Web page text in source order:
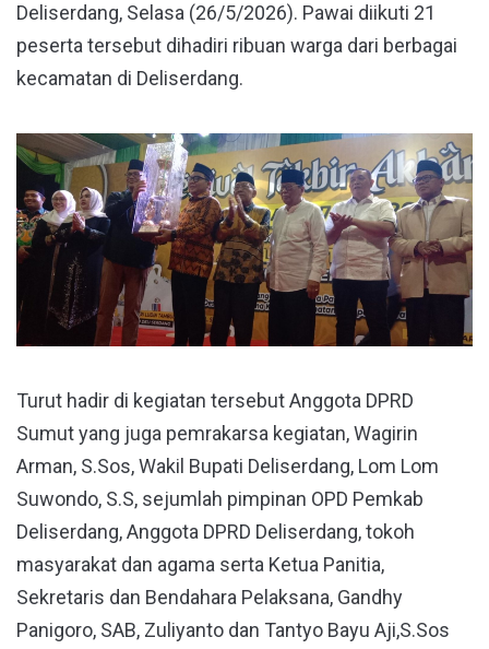
Deliserdang, Selasa (26/5/2026). Pawai diikuti 21
peserta tersebut dihadiri ribuan warga dari berbagai
kecamatan di Deliserdang.
Turut hadir di kegiatan tersebut Anggota DPRD
Sumut yang juga pemrakarsa kegiatan, Wagirin
Arman, S.Sos, Wakil Bupati Deliserdang, Lom Lom
Suwondo, S.S, sejumlah pimpinan OPD Pemkab
Deliserdang, Anggota DPRD Deliserdang, tokoh
masyarakat dan agama serta Ketua Panitia,
Sekretaris dan Bendahara Pelaksana, Gandhy
Panigoro, SAB, Zuliyanto dan Tantyo Bayu Aji,S.Sos